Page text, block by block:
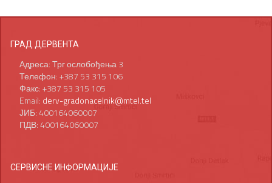
ГРАД ДЕРВЕНТА
Адреса: Трг ослобођења 3
Телефон: +387 53 315 106
Факс: +387 53 315 105
Email: derv-gradonacelnik@mtel.tel
ЈИБ: 400164060007
ПДВ: 400164060007
СЕРВИСНЕ ИНФОРМАЦИЈЕ